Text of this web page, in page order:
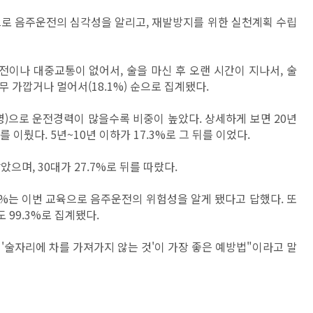
음주운전의 심각성을 알리고, 재발방지를 위한 실천계획 수립
이나 대중교통이 없어서, 술을 마신 후 오랜 시간이 지나서, 술
가깝거나 멀어서(18.1%) 순으로 집계됐다.
로 운전경력이 많을수록 비중이 높았다. 상세하게 보면 20년
이뤘다. 5년~10년 이하가 17.3%로 그 뒤를 이었다.
으며, 30대가 27.7%로 뒤를 따랐다.
이번 교육으로 음주운전의 위험성을 알게 됐다고 답했다. 또
99.3%로 집계됐다.
자리에 차를 가져가지 않는 것'이 가장 좋은 예방법"이라고 말